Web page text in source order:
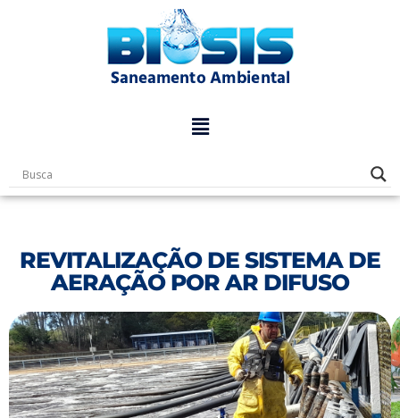
REVITALIZAÇÃO DE SISTEMA DE
AERAÇÃO POR AR DIFUSO